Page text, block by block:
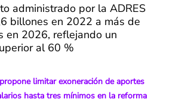
administrado por la ADRES
billones en 2022 a más de
en 2026, reflejando un
al 60 %
limitar exoneración de aportes
hasta tres mínimos en la reforma